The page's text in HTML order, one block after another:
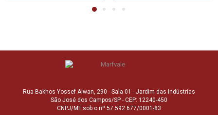
Rua Bakhos Yossef Alwan, 290 - Sala 01 - Jardim das Indústrias
São José dos Campos/SP - CEP: 12240-450
CNPJ/MF sob o nº 57.592.677/0001-83